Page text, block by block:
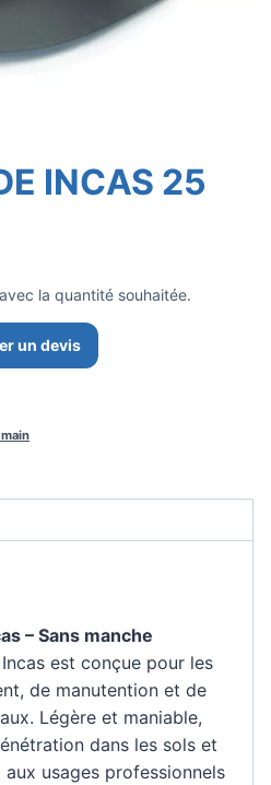
INCAS 25
la quantité souhaitée.
un devis
– Sans manche
Incas est conçue pour les
de manutention et de
Légère et maniable,
dans les sols et
usages professionnels